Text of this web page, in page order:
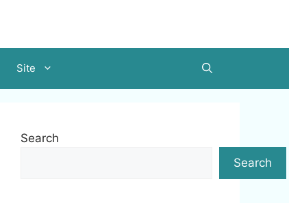
Site
Search
Search